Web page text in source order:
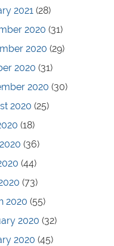
2021 (28)
2020 (31)
2020 (29)
2020 (31)
2020 (30)
2020 (25)
(18)
(36)
(44)
(73)
2020 (55)
2020 (32)
2020 (45)